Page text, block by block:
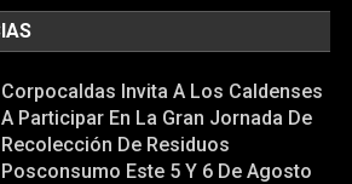
Corpocaldas Invita A Los Caldenses
A Participar En La Gran Jornada De
Recolección De Residuos
Posconsumo Este 5 Y 6 De Agosto